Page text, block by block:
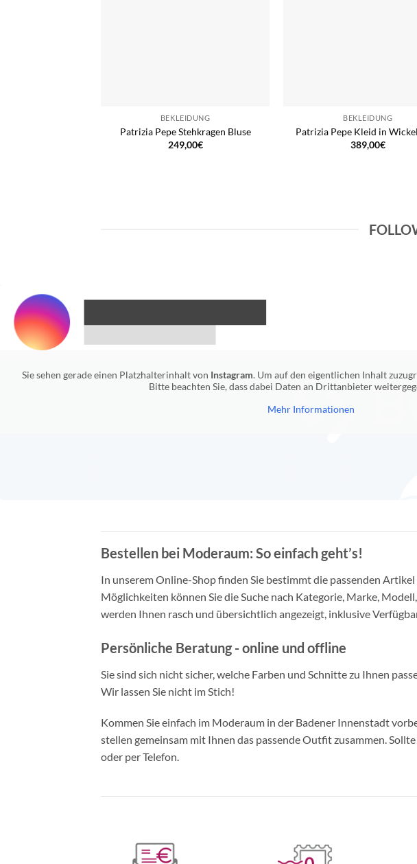
BEKLEIDUNG
Patrizia Pepe Stehkragen Bluse
249,00€
BEKLEIDUNG
Patrizia Pepe Kleid in
389,00€
Sie sehen gerade einen Platzhalterinhalt von Instagram. Um auf den eigentlichen Inhalt
Bitte beachten Sie, dass dabei Daten an Drittanbieter
Mehr Informationen
Bestellen bei Moderaum: So einfach geht’s!
In unserem Online-Shop finden Sie bestimmt die passenden
Möglichkeiten können Sie die Suche nach Kategorie, Marke,
werden Ihnen rasch und übersichtlich angezeigt, inklusive
Persönliche Beratung - online und offline
Sie sind sich nicht sicher, welche Farben und Schnitte zu Ihnen
Wir lassen Sie nicht im Stich!
Kommen Sie einfach im Moderaum in der Badener Innenstadt
stellen gemeinsam mit Ihnen das passende Outfit zusammen.
oder per Telefon.